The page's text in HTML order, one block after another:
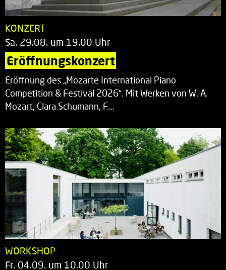
KONZERT
Sa. 29.08. um 19.00 Uhr
Eröffnungskonzert
Eröffnung des „Mozarte International Piano
Competition & Festival 2026“. Mit Werken von W. A.
Mozart, Clara Schumann, F.…
WORKSHOP
Fr. 04.09. um 10.00 Uhr